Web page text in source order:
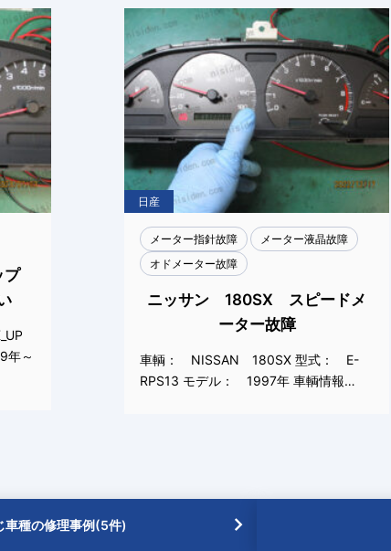
プ
年～
日産
メーター指針故障
メーター液晶故障
オドメーター故障
ニッサン 180SX スピードメ
ーター故障
車輌： NISSAN 180SX 型式： E-
RPS13 モデル： 1997年 車輌情報…
車種の修理事例(5件)